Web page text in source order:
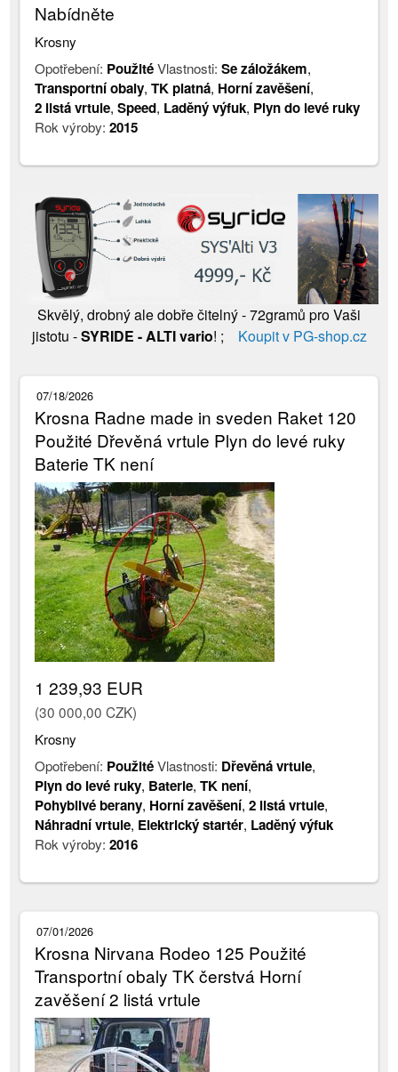
Nabídněte
Krosny
Opotřebení: PoužitéVlastnosti:Se záložákem,
Transportní obaly,TK platná, Horní zavěšení,
2 listá vrtule,Speed, Laděný výfuk, Plyn do levé ruky
Rok výroby:2015
Skvělý, drobný ale dobře čitelný - 72gramů pro Vaši
jistotu -SYRIDE - ALTI vario! ; Koupit v PG-shop.cz
07/18/2026
Krosna Radne made in sveden Raket 120
Použité Dřevěná vrtule Plyn do levé ruky
Baterie TK není
1 239,93 EUR
(30 000,00 CZK)
Krosny
Opotřebení: PoužitéVlastnosti: Dřevěná vrtule,
Plyn do levé ruky, Baterie,TK není,
Pohyblivé berany, Horní zavěšení,2 listá vrtule,
Náhradní vrtule, Elektrický startér, Laděný výfuk
Rok výroby:2016
07/01/2026
Krosna Nirvana Rodeo 125 Použité
Transportní obaly TK čerstvá Horní
zavěšení 2 listá vrtule